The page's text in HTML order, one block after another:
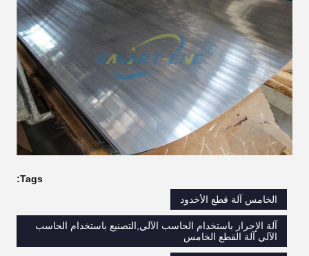
Tags:
الخامس آلة قطع الأخدود
آلة الإحراز باستخدام الحاسب الآلي,التصنيع باستخدام الحاسب
الآلي آلة القطع الخامس